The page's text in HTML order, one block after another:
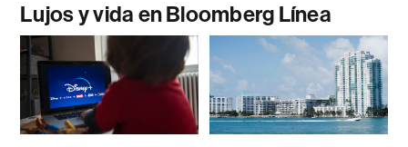
Lujos y vida en Bloomberg Línea